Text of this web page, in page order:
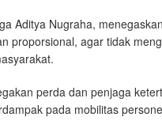
Aditya Nugraha,
proporsional, agar tidak
perda dan penjaga
pada mobilitas